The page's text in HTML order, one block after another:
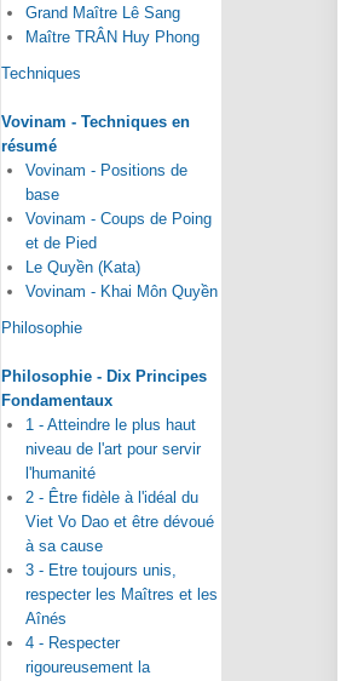
Grand Maître Lê Sang
Maître TRÂN Huy Phong
Techniques
Vovinam - Techniques en
résumé
Vovinam - Positions de
base
Vovinam - Coups de Poing
et de Pied
Le Quyền (Kata)
Vovinam - Khai Môn Quyền
Philosophie
Philosophie - Dix Principes
Fondamentaux
1 - Atteindre le plus haut
niveau de l'art pour servir
l'humanité
2 - Être fidèle à l'idéal du
Viet Vo Dao et être dévoué
à sa cause
3 - Etre toujours unis,
respecter les Maîtres et les
Aînés
4 - Respecter
rigoureusement la